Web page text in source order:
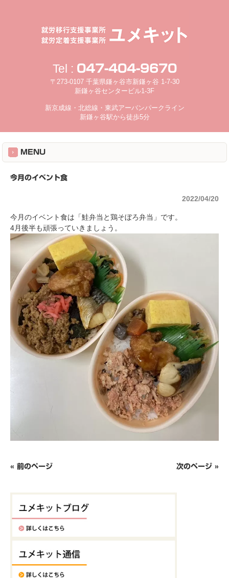
Tel : 047-404-9670
〒273-0107 千葉県鎌ヶ谷市新鎌ヶ谷 1-7-30
新鎌ヶ谷センタービル1-3F
新京成線・北総線・東武アーバンパークライン
新鎌ヶ谷駅から徒歩5分
MENU
今月のイベント食
2022/04/20
今月のイベント食は「鮭弁当と鶏そぼろ弁当」です。
4月後半も頑張っていきましょう。
« 前のページ 次のページ »